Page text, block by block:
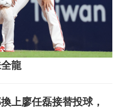
龍
上廖任磊接替投球，